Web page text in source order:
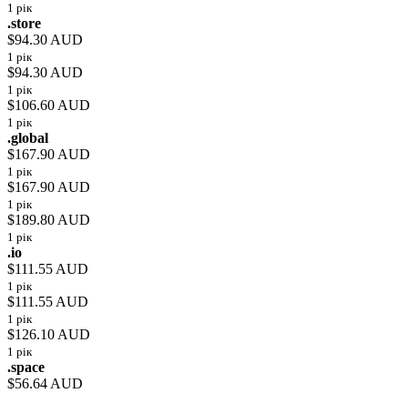
1 рік
.store
$94.30 AUD
1 рік
$94.30 AUD
1 рік
$106.60 AUD
1 рік
.global
$167.90 AUD
1 рік
$167.90 AUD
1 рік
$189.80 AUD
1 рік
.io
$111.55 AUD
1 рік
$111.55 AUD
1 рік
$126.10 AUD
1 рік
.space
$56.64 AUD